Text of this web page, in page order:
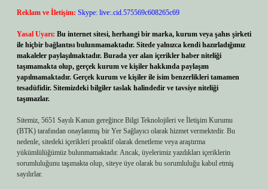
Reklam ve İletişim: Skype: live:.cid.575569c608265c69
Yasal Uyarı: Bu internet sitesi, herhangi bir marka, kurum veya şahıs şirketi
ile hiçbir bağlantısı bulunmamaktadır. Sitede yalnızca kendi hazırladığımız
makaleler paylaşılmaktadır. Burada yer alan içerikler haber niteliği
taşımamakta olup, gerçek kurum ve kişiler hakkında paylaşım
yapılmamaktadır. Gerçek kurum ve kişiler ile isim benzerlikleri tamamen
tesadüfidir. Sitemizdeki bilgiler taslak halindedir ve tavsiye niteliği
taşımazlar.
Sitemiz, 5651 Sayılı Kanun gereğince Bilgi Teknolojileri ve İletişim Kurumu
(BTK) tarafından onaylanmış bir Yer Sağlayıcı olarak hizmet vermektedir. Bu
nedenle, sitedeki içerikleri proaktif olarak denetleme veya araştırma
yükümlülüğümüz bulunmamaktadır. Ancak, üyelerimiz yazdıkları içeriklerin
sorumluluğunu taşımakta olup, siteye üye olarak bu sorumluluğu kabul etmiş
sayılırlar.